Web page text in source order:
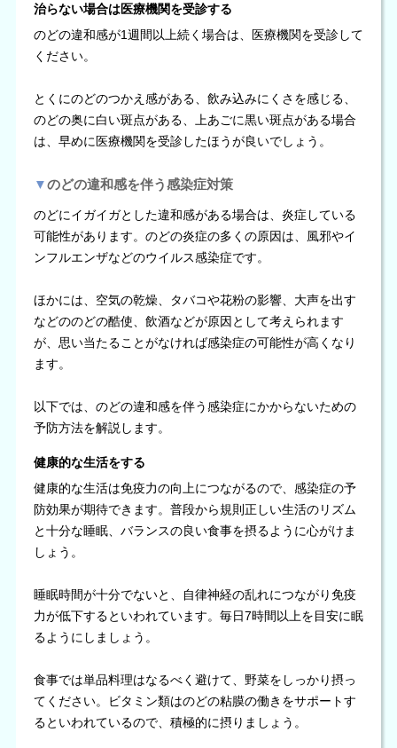
治らない場合は医療機関を受診する
のどの違和感が1週間以上続く場合は、医療機関を受診して
ください。
とくにのどのつかえ感がある、飲み込みにくさを感じる、
のどの奥に白い斑点がある、上あごに黒い斑点がある場合
は、早めに医療機関を受診したほうが良いでしょう。
▼のどの違和感を伴う感染症対策
のどにイガイガとした違和感がある場合は、炎症している
可能性があります。のどの炎症の多くの原因は、風邪やイ
ンフルエンザなどのウイルス感染症です。
ほかには、空気の乾燥、タバコや花粉の影響、大声を出す
などののどの酷使、飲酒などが原因として考えられます
が、思い当たることがなければ感染症の可能性が高くなり
ます。
以下では、のどの違和感を伴う感染症にかからないための
予防方法を解説します。
健康的な生活をする
健康的な生活は免疫力の向上につながるので、感染症の予
防効果が期待できます。普段から規則正しい生活のリズム
と十分な睡眠、バランスの良い食事を摂るように心がけま
しょう。
睡眠時間が十分でないと、自律神経の乱れにつながり免疫
力が低下するといわれています。毎日7時間以上を目安に眠
るようにしましょう。
食事では単品料理はなるべく避けて、野菜をしっかり摂っ
てください。ビタミン類はのどの粘膜の働きをサポートす
るといわれているので、積極的に摂りましょう。